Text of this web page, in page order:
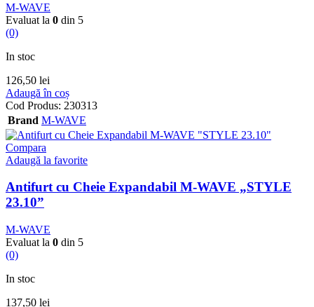
M-WAVE
Evaluat la 0 din 5
(0)
In stoc
126,50 lei
Adaugă în coș
Cod Produs: 230313
Brand M-WAVE
Compara
Adaugă la favorite
Antifurt cu Cheie Expandabil M-WAVE „STYLE
23.10”
M-WAVE
Evaluat la 0 din 5
(0)
In stoc
137,50 lei